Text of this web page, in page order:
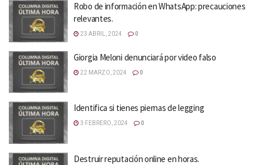
Robo de información en WhatsApp: precauciones
relevantes.
23 ABRIL, 2024 0
Giorgia Meloni denunciará por video falso
22 MARZO, 2024 0
Identifica si tienes piernas de legging
3 FEBRERO, 2024 0
Destruir reputación online en horas.